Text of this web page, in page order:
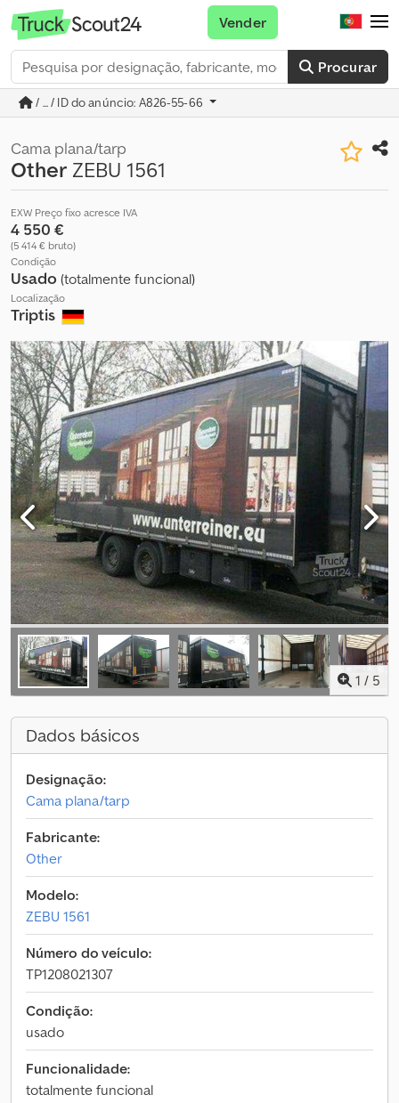
Procurar
Vender
/ ... / ID do anúncio: A826-55-66
Cama plana/tarp
Other ZEBU 1561
EXW Preço fixo acresce IVA
4 550 €
(5 414 € bruto)
Condição
Usado (totalmente funcional)
Localização
Triptis
1 / 5
Dados básicos
Designação:
Cama plana/tarp
Fabricante:
Other
Modelo:
ZEBU 1561
Número do veículo:
TP1208021307
Condição:
usado
Funcionalidade:
totalmente funcional